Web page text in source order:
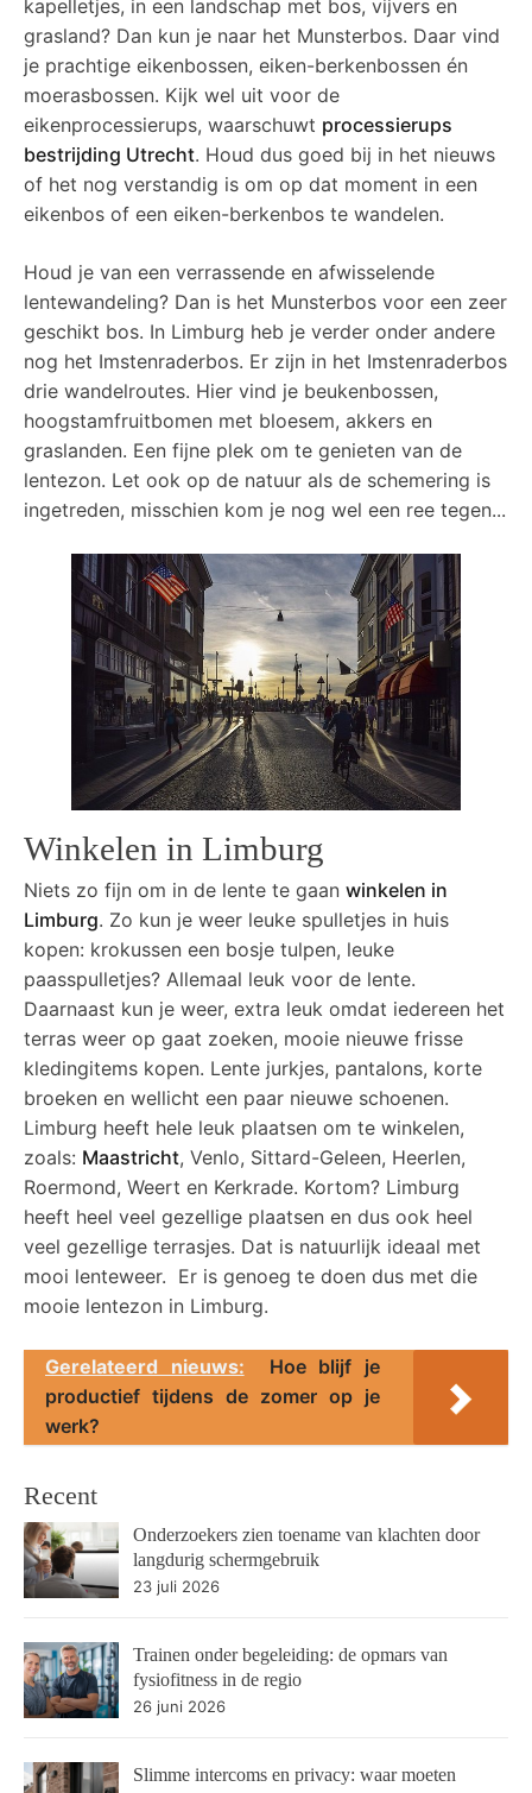
kapelletjes, in een landschap met bos, vijvers en
grasland? Dan kun je naar het Munsterbos. Daar vind
je prachtige eikenbossen, eiken-berkenbossen én
moerasbossen. Kijk wel uit voor de
eikenprocessierups, waarschuwt processierups
bestrijding Utrecht. Houd dus goed bij in het nieuws
of het nog verstandig is om op dat moment in een
eikenbos of een eiken-berkenbos te wandelen.
Houd je van een verrassende en afwisselende
lentewandeling? Dan is het Munsterbos voor een zeer
geschikt bos. In Limburg heb je verder onder andere
nog het Imstenraderbos. Er zijn in het Imstenraderbos
drie wandelroutes. Hier vind je beukenbossen,
hoogstamfruitbomen met bloesem, akkers en
graslanden. Een fijne plek om te genieten van de
lentezon. Let ook op de natuur als de schemering is
ingetreden, misschien kom je nog wel een ree tegen...
Winkelen in Limburg
Niets zo fijn om in de lente te gaan winkelen in
Limburg. Zo kun je weer leuke spulletjes in huis
kopen: krokussen een bosje tulpen, leuke
paasspulletjes? Allemaal leuk voor de lente.
Daarnaast kun je weer, extra leuk omdat iedereen het
terras weer op gaat zoeken, mooie nieuwe frisse
kledingitems kopen. Lente jurkjes, pantalons, korte
broeken en wellicht een paar nieuwe schoenen.
Limburg heeft hele leuk plaatsen om te winkelen,
zoals: Maastricht, Venlo, Sittard-Geleen, Heerlen,
Roermond, Weert en Kerkrade. Kortom? Limburg
heeft heel veel gezellige plaatsen en dus ook heel
veel gezellige terrasjes. Dat is natuurlijk ideaal met
mooi lenteweer. Er is genoeg te doen dus met die
mooie lentezon in Limburg.
Gerelateerd nieuws:
Hoe blijf je
productief tijdens de zomer op je
werk?
Recent
Onderzoekers zien toename van klachten door
langdurig schermgebruik
23 juli 2026
Trainen onder begeleiding: de opmars van
fysiofitness in de regio
26 juni 2026
Slimme intercoms en privacy: waar moeten